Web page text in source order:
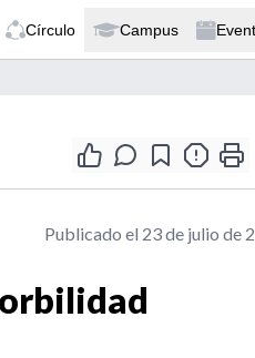
Círculo Campus
Publicado el 23 de julio de